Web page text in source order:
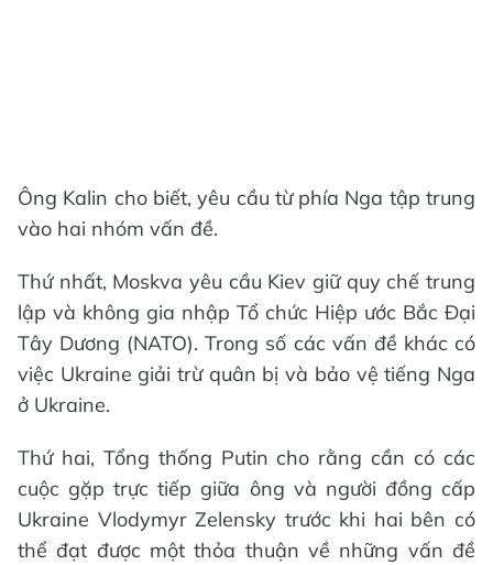
Ông Kalin cho biết, yêu cầu từ phía Nga tập trung
vào hai nhóm vấn đề.
Thứ nhất, Moskva yêu cầu Kiev giữ quy chế trung
lập và không gia nhập Tổ chức Hiệp ước Bắc Đại
Tây Dương (NATO). Trong số các vấn đề khác có
việc Ukraine giải trừ quân bị và bảo vệ tiếng Nga
ở Ukraine.
Thứ hai, Tổng thống Putin cho rằng cần có các
cuộc gặp trực tiếp giữa ông và người đồng cấp
Ukraine Vlodymyr Zelensky trước khi hai bên có
thể đạt được một thỏa thuận về những vấn đề